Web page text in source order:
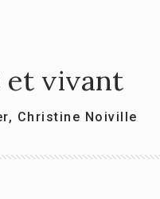
et vivant
, Christine Noiville